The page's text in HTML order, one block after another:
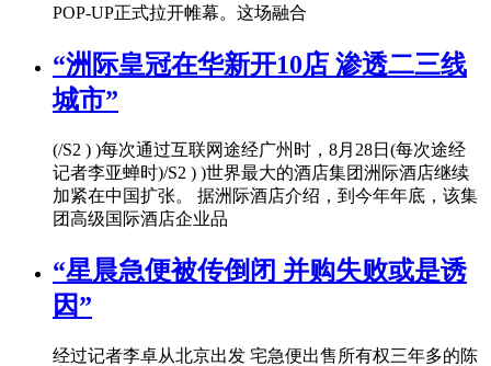
POP-UP正式拉开帷幕。这场融合
“洲际皇冠在华新开10店 渗透二三线
城市”
(/S2 ) )每次通过互联网途经广州时，8月28日(每次途经
记者李亚蝉时)/S2 ) )世界最大的酒店集团洲际酒店继续
加紧在中国扩张。 据洲际酒店介绍，到今年年底，该集
团高级国际酒店企业品
“星晨急便被传倒闭 并购失败或是诱
因”
经过记者李卓从北京出发 宅急便出售所有权三年多的陈